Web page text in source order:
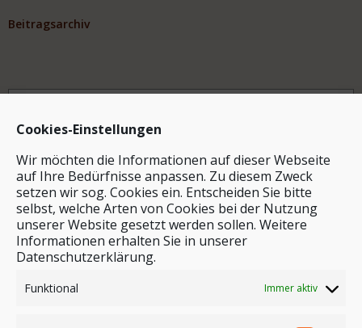
Cookies-Einstellungen
Wir möchten die Informationen auf dieser Webseite
auf Ihre Bedürfnisse anpassen. Zu diesem Zweck
setzen wir sog. Cookies ein. Entscheiden Sie bitte
selbst, welche Arten von Cookies bei der Nutzung
unserer Website gesetzt werden sollen. Weitere
Informationen erhalten Sie in unserer
Datenschutzerklärung.
Funktional Immer aktiv
Beitragsarchiv
Archiv
Stichwortsuche